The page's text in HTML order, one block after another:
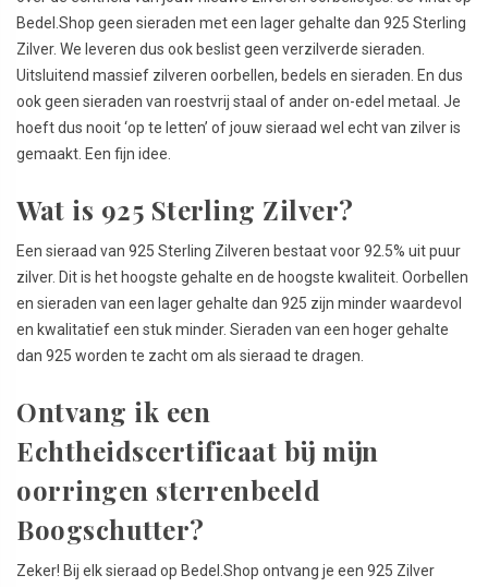
Bedel.Shop geen sieraden met een lager gehalte dan 925 Sterling
Zilver. We leveren dus ook beslist geen verzilverde sieraden.
Uitsluitend massief zilveren oorbellen, bedels en sieraden. En dus
ook geen sieraden van roestvrij staal of ander on-edel metaal. Je
hoeft dus nooit ‘op te letten’ of jouw sieraad wel echt van zilver is
gemaakt. Een fijn idee.
Wat is 925 Sterling Zilver?
Een sieraad van 925 Sterling Zilveren bestaat voor 92.5% uit puur
zilver. Dit is het hoogste gehalte en de hoogste kwaliteit. Oorbellen
en sieraden van een lager gehalte dan 925 zijn minder waardevol
en kwalitatief een stuk minder. Sieraden van een hoger gehalte
dan 925 worden te zacht om als sieraad te dragen.
Ontvang ik een
Echtheidscertificaat bij mijn
oorringen sterrenbeeld
Boogschutter?
Zeker! Bij elk sieraad op Bedel.Shop ontvang je een 925 Zilver